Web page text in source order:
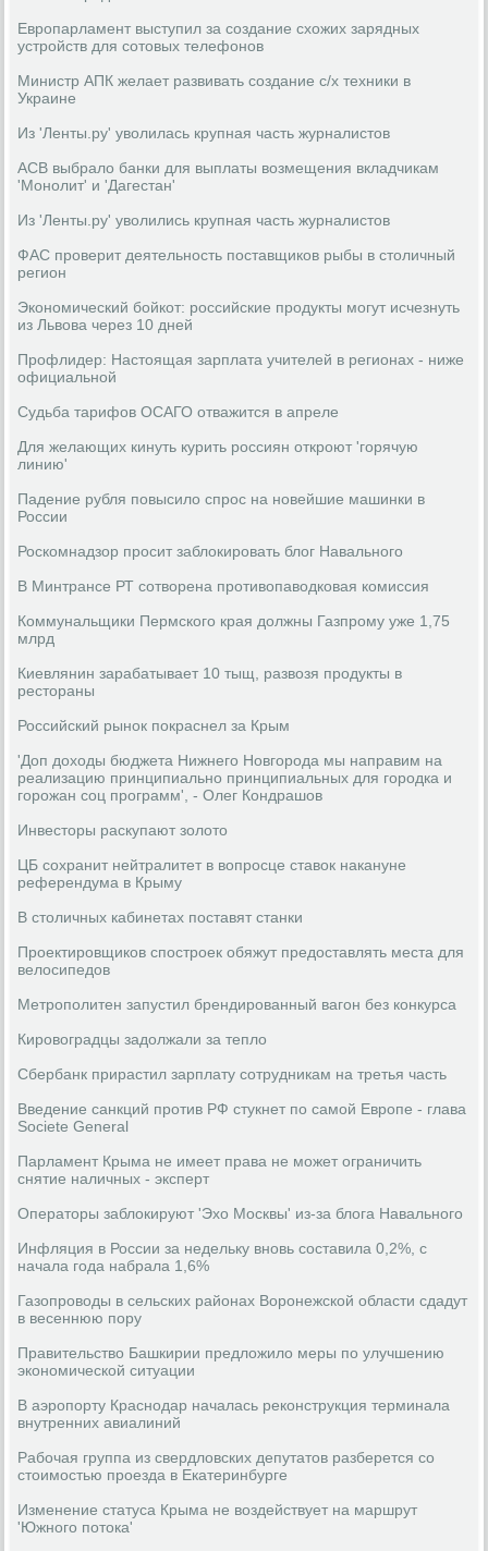
Европарламент выступил за создание схожих зарядных
устройств для сотовых телефонов
Министр АПК желает развивать создание с/х техники в
Украине
Из 'Ленты.ру' уволилась крупная часть журналистов
АСВ выбрало банки для выплаты возмещения вкладчикам
'Монолит' и 'Дагестан'
Из 'Ленты.ру' уволились крупная часть журналистов
ФАС проверит деятельность поставщиков рыбы в столичный
регион
Экономический бойкот: российские продукты могут исчезнуть
из Львова через 10 дней
Профлидер: Настоящая зарплата учителей в регионах - ниже
официальной
Судьба тарифов ОСАГО отважится в апреле
Для желающих кинуть курить россиян откроют 'горячую
линию'
Падение рубля повысило спрос на новейшие машинки в
России
Роскомнадзор просит заблокировать блог Навального
В Минтрансе РТ сотворена противопаводковая комиссия
Коммунальщики Пермского края должны Газпрому уже 1,75
млрд
Киевлянин зарабатывает 10 тыщ, развозя продукты в
рестораны
Российский рынок покраснел за Крым
'Доп доходы бюджета Нижнего Новгорода мы направим на
реализацию принципиально принципиальных для городка и
горожан соц программ', - Олег Кондрашов
Инвесторы раскупают золото
ЦБ сохранит нейтралитет в вопросце ставок накануне
референдума в Крыму
В столичных кабинетах поставят станки
Проектировщиков спостроек обяжут предоставлять места для
велосипедов
Метрополитен запустил брендированный вагон без конкурса
Кировоградцы задолжали за тепло
Сбербанк прирастил зарплату сотрудникам на третья часть
Введение санкций против РФ стукнет по самой Европе - глава
Societe General
Парламент Крыма не имеет права не может ограничить
снятие наличных - эксперт
Операторы заблокируют 'Эхо Москвы' из-за блога Навального
Инфляция в России за недельку вновь составила 0,2%, с
начала года набрала 1,6%
Газопроводы в сельских районах Воронежской области сдадут
в весеннюю пору
Правительство Башкирии предложило меры по улучшению
экономической ситуации
В аэропорту Краснодар началась реконструкция терминала
внутренних авиалиний
Рабочая группа из свердловских депутатов разберется со
стоимостью проезда в Екатеринбурге
Изменение статуса Крыма не воздействует на маршрут
'Южного потока'